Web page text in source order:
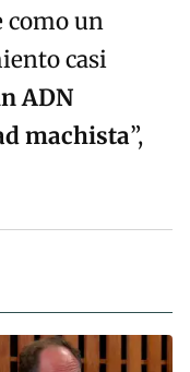
como un
casi
ADN
machista”,